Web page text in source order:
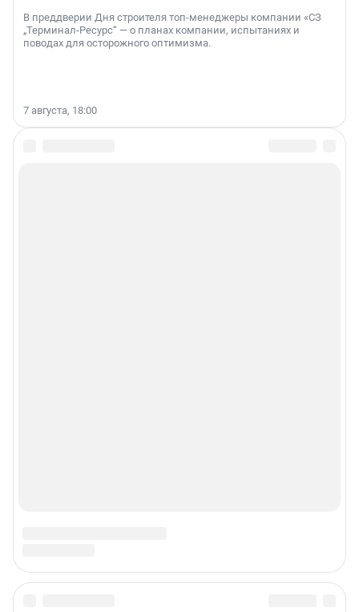
В преддверии Дня строителя топ-менеджеры компании «СЗ
„Терминал-Ресурс“ — о планах компании, испытаниях и
поводах для осторожного оптимизма.
7 августа, 18:00